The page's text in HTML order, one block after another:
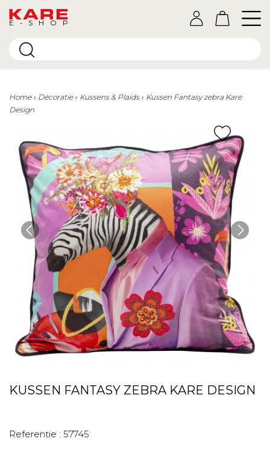
E-SHOP
Home Décoratie Kussens & Plaids
Kussen Fantasy zebra Kare
Design
KUSSEN FANTASY ZEBRA KARE DESIGN
Referentie : 57745